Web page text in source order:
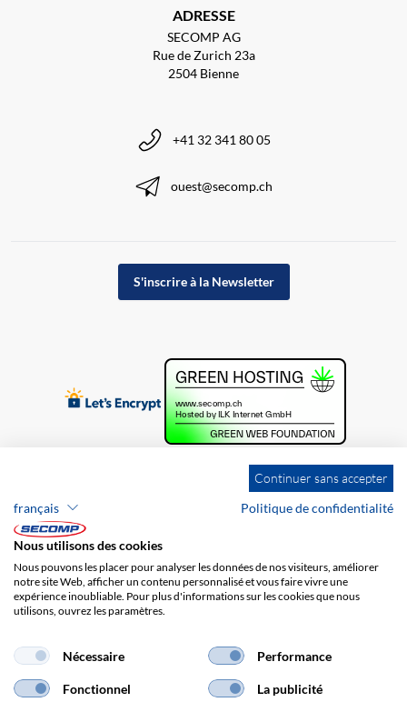
ADRESSE
SECOMP AG
Rue de Zurich 23a
2504 Bienne
+41 32 341 80 05
ouest@secomp.ch
S'inscrire à la Newsletter
Brands
Protection des données
Frais de port
Continuer sans accepter
français
Politique de confidentialité
Nous utilisons des cookies
Nous pouvons les placer pour analyser les données de nos visiteurs, améliorer
notre site Web, afficher un contenu personnalisé et vous faire vivre une
expérience inoubliable. Pour plus d'informations sur les cookies que nous
utilisons, ouvrez les paramètres.
Nécessaire Performance
Fonctionnel La publicité